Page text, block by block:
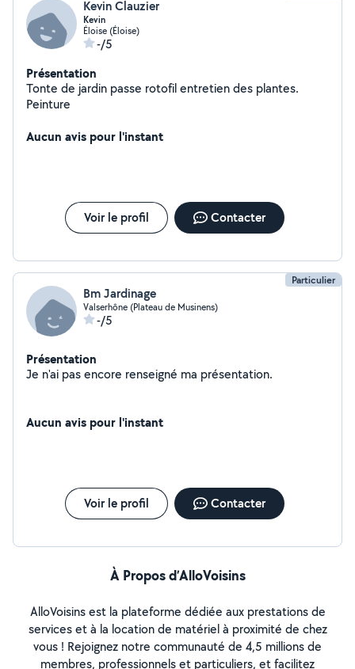
Kevin Clauzier
Kevin
Éloise (Éloise)
-/5
Présentation
Tonte de jardin passe rotofil entretien des plantes.
Peinture
Aucun avis pour l'instant
Voir le profil Contacter
Particulier
Bm Jardinage
Valserhône (Plateau de Musinens)
-/5
Présentation
Je n'ai pas encore renseigné ma présentation.
Aucun avis pour l'instant
Voir le profil Contacter
À Propos d’AlloVoisins
AlloVoisins est la plateforme dédiée aux prestations de
services et à la location de matériel à proximité de chez
vous ! Rejoignez notre communauté de 4,5 millions de
membres, professionnels et particuliers, et facilitez